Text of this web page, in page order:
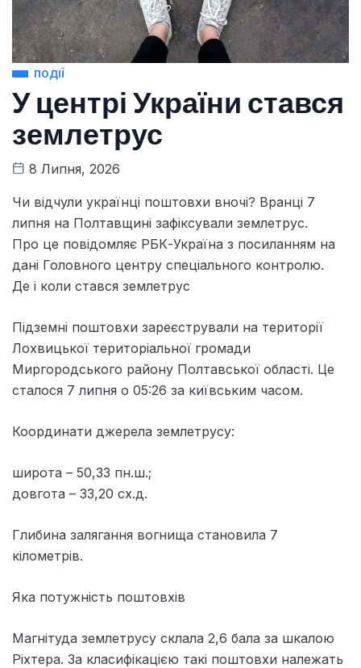
ПОДІЇ
У центрі України стався
землетрус
8 Липня, 2026
Чи відчули українці поштовхи вночі? Вранці 7
липня на Полтавщині зафіксували землетрус.
Про це повідомляє РБК-Україна з посиланням на
дані Головного центру спеціального контролю.
Де і коли стався землетрус
Підземні поштовхи зареєстрували на території
Лохвицької територіальної громади
Миргородського району Полтавської області. Це
сталося 7 липня о 05:26 за київським часом.
Координати джерела землетрусу:
широта – 50,33 пн.ш.;
довгота – 33,20 сх.д.
Глибина залягання вогнища становила 7
кілометрів.
Яка потужність поштовхів
Магнітуда землетрусу склала 2,6 бала за шкалою
Ріхтера. За класифікацією такі поштовхи належать